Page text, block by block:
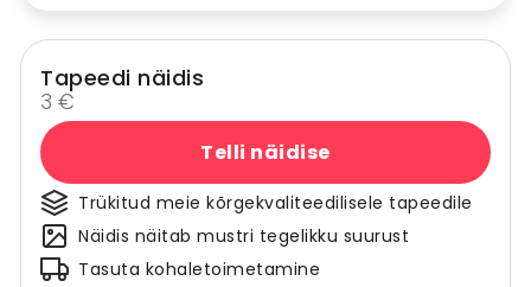
Tapeedi näidis
3 €
Telli näidise
Trükitud meie kõrgekvaliteedilisele tapeedile
Näidis näitab mustri tegelikku suurust
Tasuta kohaletoimetamine